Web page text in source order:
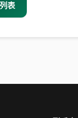
表